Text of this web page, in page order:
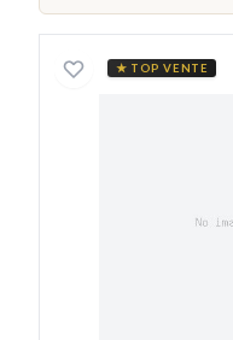
★ TOP VENTE